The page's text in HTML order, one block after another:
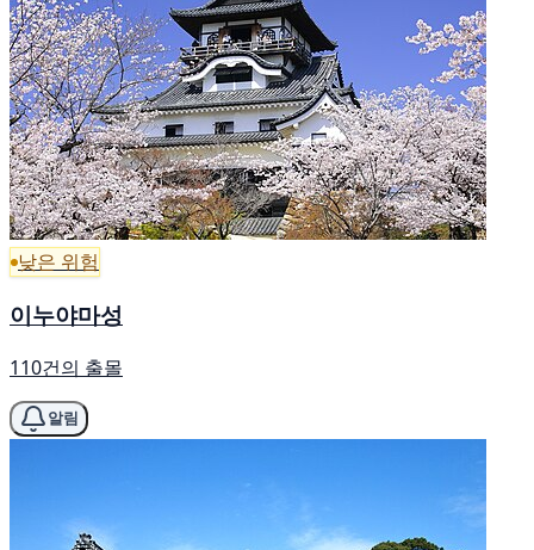
낮은 위험
이누야마성
110건의 출몰
알림